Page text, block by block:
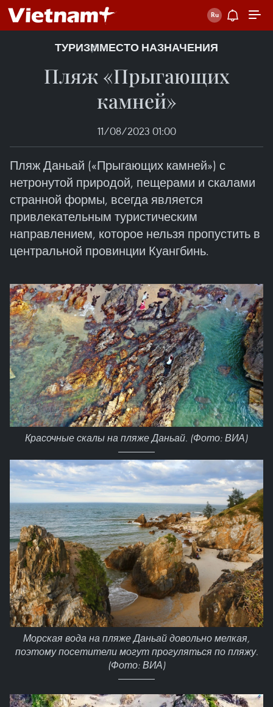
ТУРИЗММЕСТО НАЗНАЧЕНИЯ
Пляж «Прыгающих
камней»
11/08/2023 01:00
Пляж Даньай («Прыгающих камней») с
нетронутой природой, пещерами и скалами
странной формы, всегда является
привлекательным туристическим
направлением, которое нельзя пропустить в
центральной провинции Куангбинь.
Красочные скалы на пляже Даньай. (Фото: ВИА)
Морская вода на пляже Даньай довольно мелкая,
поэтому посетители могут прогуляться по пляжу.
(Фото: ВИА)